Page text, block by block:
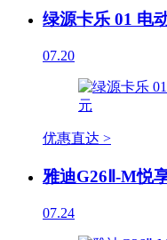
绿源卡乐 01 电
07.20
优惠直达 >
雅迪G26Ⅱ-M悦
07.24